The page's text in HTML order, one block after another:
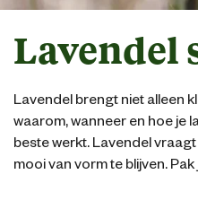
Lavendel
Lavendel brengt niet alleen
waarom, wanneer en hoe je
beste werkt. Lavendel
mooi van vorm te blijven.